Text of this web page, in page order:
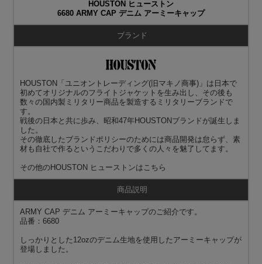
HOUSTON ヒューストン
6680 ARMY CAP デニム アーミーキャップ
ブランド
HOUSTON「ユニオントレーディング(旧マキノ商事)」は日本で
初めてオリジナルのフライトジャケットを生み出し、その後も
数々の国内製ミリタリー商品を製造するミリタリーブランドで
す。
戦後の日本と共に歩み、昭和47年HOUSTONブランドが誕生しま
した。
その徹底したブランドポリシーのためには商品開発は怠らず、素
材も自社で作るというこだわりで多くの人々を魅了してます。
その他のHOUSTON ヒューストンはこちら
商品説明
ARMY CAP デニム アーミーキャップのご紹介です。
品番：6680
しっかりとした12ozのデニム生地を使用したアーミーキャップが
登場しました。